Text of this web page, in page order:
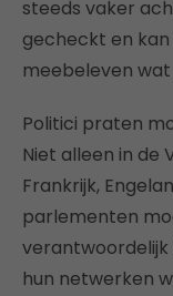
steeds vaker
gecheckt en
meebeleven
Politici praten
Niet alleen in de
Frankrijk,
parlementen
hun netwerken